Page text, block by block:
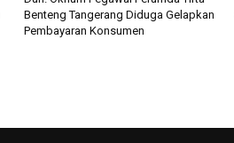
Benteng Tangerang Diduga Gelapkan
Pembayaran Konsumen